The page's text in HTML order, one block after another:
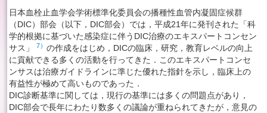
日本血栓止血学会学術標準化委員会の播種性血管内凝固症候群
（DIC）部会（以下，DIC部会）では，平成21年に発刊された「科
学的根拠に基づいた感染症に伴うDIC治療のエキスパートコンセン
サス」
7） の作成をはじめ，DICの臨床，研究，教育レベルの向上
に貢献できる多くの活動を行ってきた．このエキスパートコンセ
ンサスは治療ガイドラインに準じた優れた指針を示し，臨床上の
有益性が極めて高いものであった．
DIC診断基準に関しては，現行の基準には多くの問題点があり，
DIC部会で長年にわたり数多くの議論が重ねられてきたが，意見の